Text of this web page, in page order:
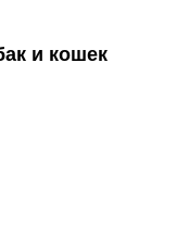
и кошек